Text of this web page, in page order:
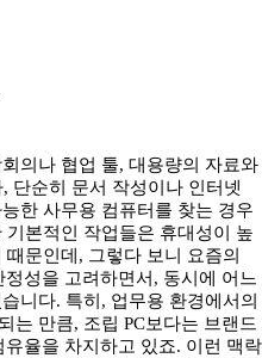
의나 협업 툴, 대용량의 자료와
단순히 문서 작성이나 인터넷
한 사무용 컴퓨터를 찾는 경우
본적인 작업들은 휴대성이 높
문인데, 그렇다 보니 요즘의
성을 고려하면서, 동시에 어느
니다. 특히, 업무용 환경에서의
는 만큼, 조립 PC보다는 브랜드
율을 차지하고 있죠. 이런 맥락